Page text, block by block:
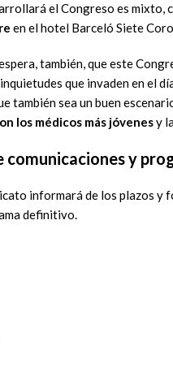
el Congreso es mixto,
en el hotel Barceló Siete
también, que este
que invaden en el
también sea un buen
los médicos más jóvenesy
comunicaciones y
informará de los plazos
definitivo.